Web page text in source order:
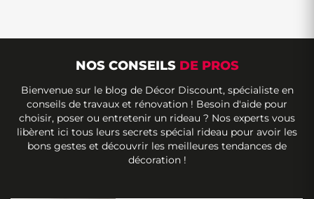
NOS CONSEILS DE PROS
Bienvenue sur le blog de Décor Discount, spécialiste en
conseils de travaux et rénovation ! Besoin d'aide pour
choisir, poser ou entretenir un rideau ? Nos experts vous
libèrent ici tous leurs secrets spécial rideau pour avoir les
bons gestes et découvrir les meilleures tendances de
décoration !